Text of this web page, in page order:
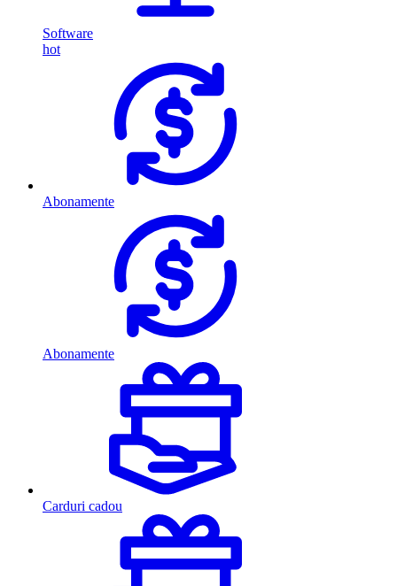
Software
hot
Abonamente
Abonamente
Carduri cadou